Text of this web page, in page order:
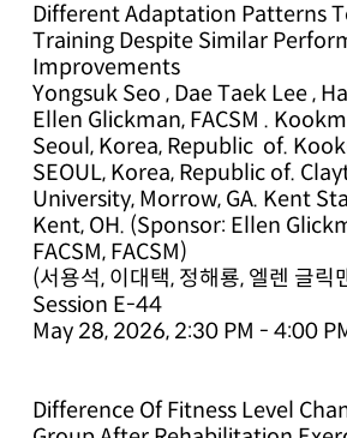
Different Adaptation Patterns
Training Despite Similar
Improvements
Yongsuk Seo , Dae Taek Lee ,
Ellen Glickman, FACSM .
Seoul, Korea, Republic of.
SEOUL, Korea, Republic of.
University, Morrow, GA. Kent
Kent, OH. (Sponsor: Ellen
FACSM, FACSM)
(서용석, 이대택, 정해룡, 엘렌 글릭
Session E-44
May 28, 2026, 2:30 PM - 4:00
Difference Of Fitness Level